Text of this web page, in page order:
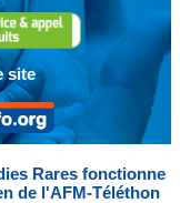
site
Rares fonctionne
de l'AFM-Téléthon